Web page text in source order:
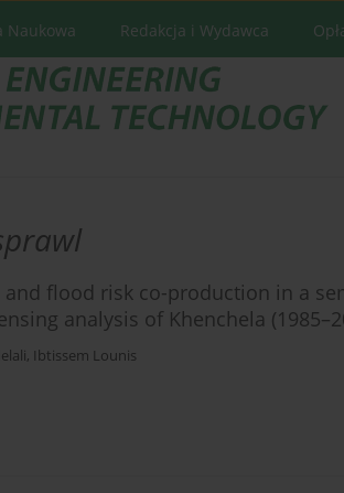
Naukowa Redakcja i Wydawca
flood risk co-production in a
analysis of Khenchela
, Ibtissem Lounis